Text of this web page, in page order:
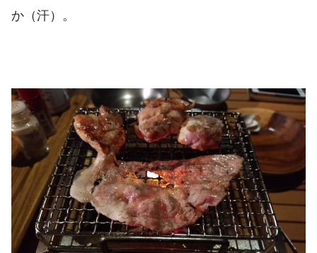
か（汗）。